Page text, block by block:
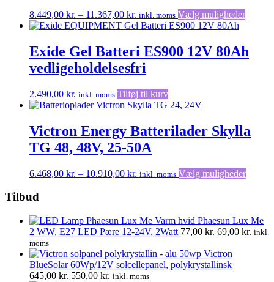
8.449,00 kr. – 11.367,00 kr. Prisinterval:
8.449,00 kr.
11.367,00 kr.
inkl. moms Vælg mulighederDette
Exide Gel Batteri ES900 12V 80Ah
vedligeholdelsesfri
2.490,00 kr. inkl. moms Tilføj til kurv
Victron Energy Batterilader Skylla
TG 48, 48V, 25-50A
6.468,00 kr. – 10.910,00 kr. Prisinterval:
inkl. moms Vælg mulighederDette
kan
Tilbud
Phaesun Lux Me
2 WW, E27 LED Pære 12-24V, 2Watt 77,00kr. Den
pris
var:
69,00 kr. Den
inkl.
moms
Victron
BlueSolar 60Wp/12V solcellepanel, polykrystallinsk
645,00kr. Den
550,00 kr. Den
inkl. moms